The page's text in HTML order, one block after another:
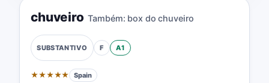
chuveiro Também: box do chuveiro
SUBSTANTIVO F A1
★★★★★ Spain